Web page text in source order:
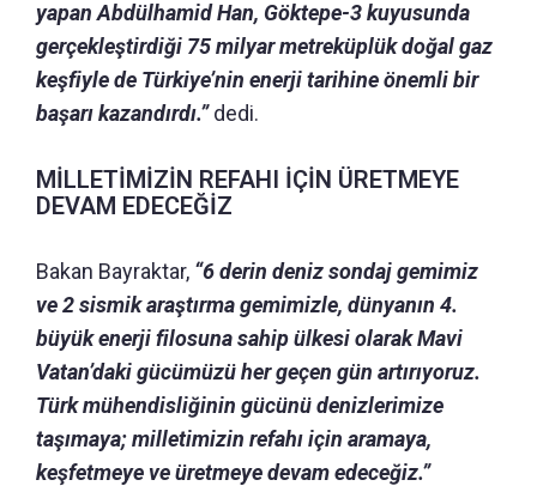
yapan Abdülhamid Han, Göktepe-3 kuyusunda
gerçekleştirdiği 75 milyar metreküplük doğal gaz
keşfiyle de Türkiye’nin enerji tarihine önemli bir
başarı kazandırdı.”dedi.
MİLLETİMİZİN REFAHI İÇİN ÜRETMEYE
DEVAM EDECEĞİZ
Bakan Bayraktar, “6 derin deniz sondaj gemimiz
ve 2 sismik araştırma gemimizle, dünyanın 4.
büyük enerji filosuna sahip ülkesi olarak Mavi
Vatan’daki gücümüzü her geçen gün artırıyoruz.
Türk mühendisliğinin gücünü denizlerimize
taşımaya; milletimizin refahı için aramaya,
keşfetmeye ve üretmeye devam edeceğiz.”